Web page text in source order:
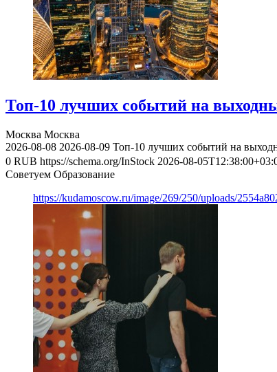
Топ-10 лучших событий на
Москва Москва
2026-08-08 2026-08-09 Топ-10 лучших событий на
0 RUB https://schema.org/InStock 2026-08-
Советуем Образование
https://kudamoscow.ru/image/269/250/uploads/